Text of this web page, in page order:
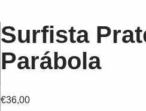
Surfista
Parábola
€36,00